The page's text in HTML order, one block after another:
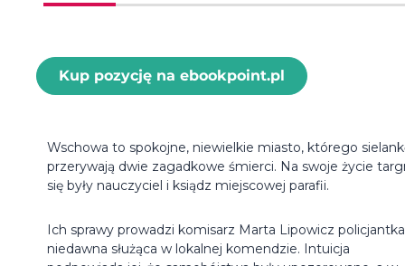
Kup pozycję na ebookpoint.pl
Wschowa to spokojne, niewielkie miasto, którego
przerywają dwie zagadkowe śmierci. Na swoje życie
się były nauczyciel i ksiądz miejscowej parafii.
Ich sprawy prowadzi komisarz Marta Lipowicz
niedawna służąca w lokalnej komendzie. Intuicja